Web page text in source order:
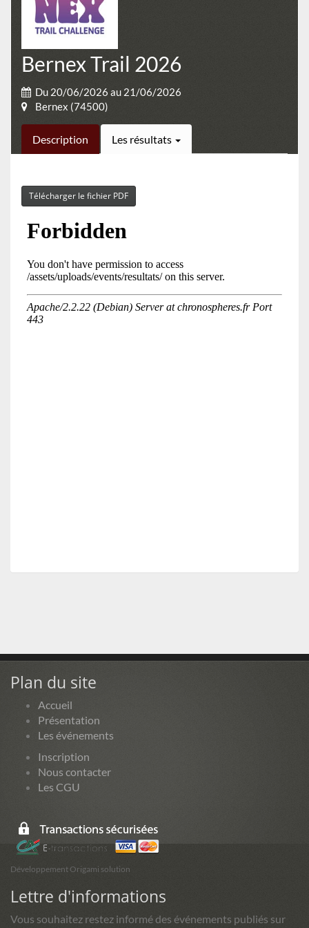
Bernex Trail 2026
Du 20/06/2026 au 21/06/2026
Bernex (74500)
Description Les résultats
Télécharger le fichier PDF
Plan du site
Accueil
Présentation
Les événements
Inscription
Nous contacter
Les CGU
Développement Origami solution
Lettre d'informations
Vous souhaitez restez informé des événements publiés sur